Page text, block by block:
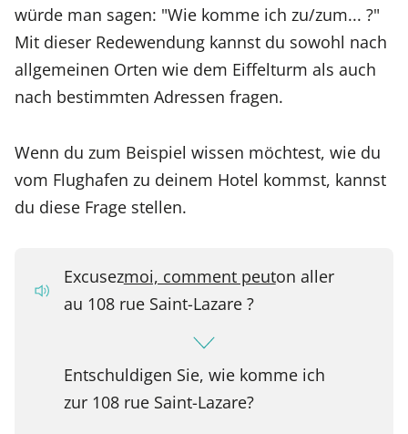
würde man sagen: "Wie komme ich zu/zum... ?"
Mit dieser Redewendung kannst du sowohl nach
allgemeinen Orten wie dem Eiffelturm als auch
nach bestimmten Adressen fragen.
Wenn du zum Beispiel wissen möchtest, wie du
vom Flughafen zu deinem Hotel kommst, kannst
du diese Frage stellen.
Excusezmoi, comment peuton aller
au 108 rue Saint-Lazare ?
Entschuldigen Sie, wie komme ich
zur 108 rue Saint-Lazare?